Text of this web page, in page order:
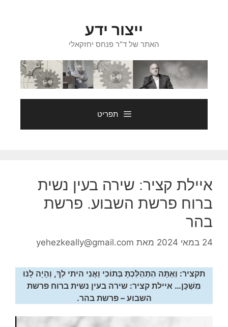
ייצור ידע
האתר של ד"ר פנחס יחזקאלי
תפריט
איילת קציר: שירה בעין נשית
ברוח פרשת השבוע. פרשת
בהר
24 במאי 2024 מאת yehezkeally@gmail.com
תקציר: וְאַתָּה הִתְהַלַּכְתָּ בְּתוֹכִי וַאֲנִי היתי לְךָ, וְהָיָה לָנוּ
מִשְׁכָּן… איילת קציר: שירה בעין נשית ברוח פרשת
השבוע – פרשת בהר.